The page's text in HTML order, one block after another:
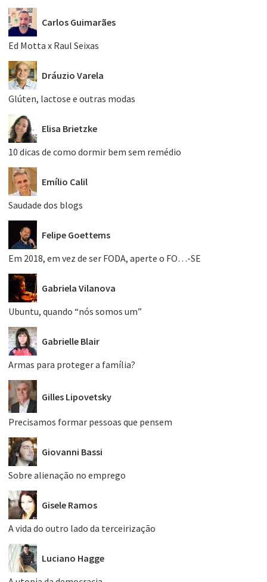
Carlos Guimarães
Ed Motta x Raul Seixas
Dráuzio Varela
Glúten, lactose e outras modas
Elisa Brietzke
10 dicas de como dormir bem sem remédio
Emílio Calil
Saudade dos blogs
Felipe Goettems
Em 2018, em vez de ser FODA, aperte o FO…-SE
Gabriela Vilanova
Ubuntu, quando “nós somos um”
Gabrielle Blair
Armas para proteger a família?
Gilles Lipovetsky
Precisamos formar pessoas que pensem
Giovanni Bassi
Sobre alienação no emprego
Gisele Ramos
A vida do outro lado da terceirização
Luciano Hagge